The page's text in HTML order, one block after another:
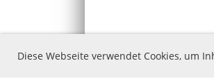
Diese Webseite verwendet Cookies, um